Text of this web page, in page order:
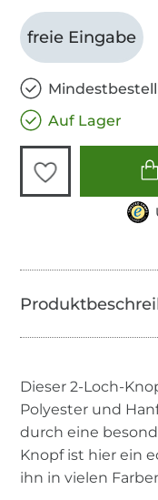
freie Eingabe
Auf Lager
Dieser 2-Loch-
Polyester und
durch eine
Knopf ist hier ein
ihn in vielen